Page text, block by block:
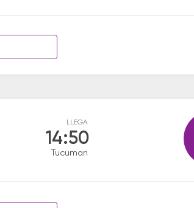
LLEGA
14:50
Tucuman